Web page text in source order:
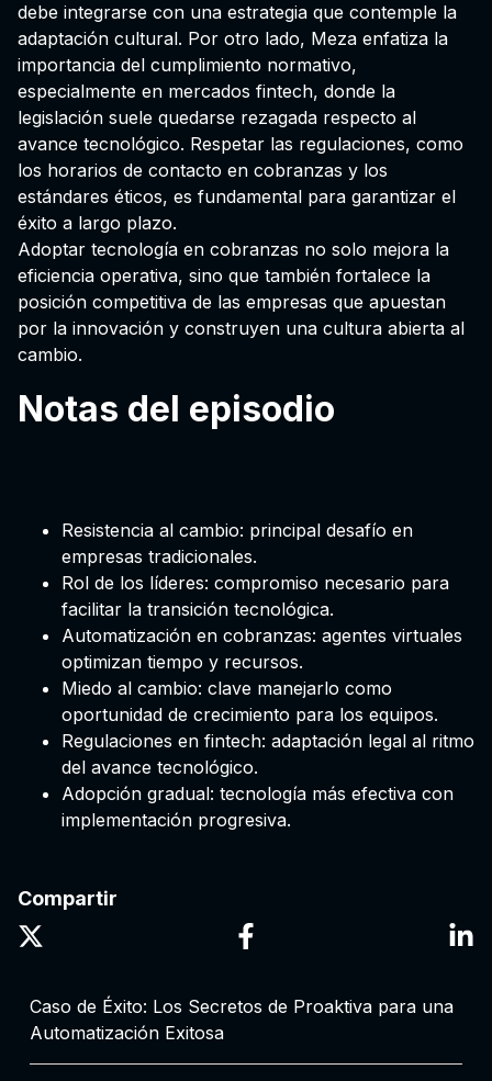
debe integrarse con una estrategia que contemple la
adaptación cultural. Por otro lado, Meza enfatiza la
importancia del cumplimiento normativo,
especialmente en mercados fintech, donde la
legislación suele quedarse rezagada respecto al
avance tecnológico. Respetar las regulaciones, como
los horarios de contacto en cobranzas y los
estándares éticos, es fundamental para garantizar el
éxito a largo plazo.
Adoptar tecnología en cobranzas no solo mejora la
eficiencia operativa, sino que también fortalece la
posición competitiva de las empresas que apuestan
por la innovación y construyen una cultura abierta al
cambio.
Notas del episodio
Resistencia al cambio: principal desafío en
empresas tradicionales.
Rol de los líderes: compromiso necesario para
facilitar la transición tecnológica.
Automatización en cobranzas: agentes virtuales
optimizan tiempo y recursos.
Miedo al cambio: clave manejarlo como
oportunidad de crecimiento para los equipos.
Regulaciones en fintech: adaptación legal al ritmo
del avance tecnológico.
Adopción gradual: tecnología más efectiva con
implementación progresiva.
Compartir
Caso de Éxito: Los Secretos de Proaktiva para una
Automatización Exitosa